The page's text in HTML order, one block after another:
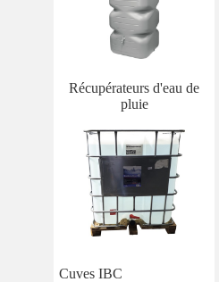
Récupérateurs d'eau de
pluie
Cuves IBC